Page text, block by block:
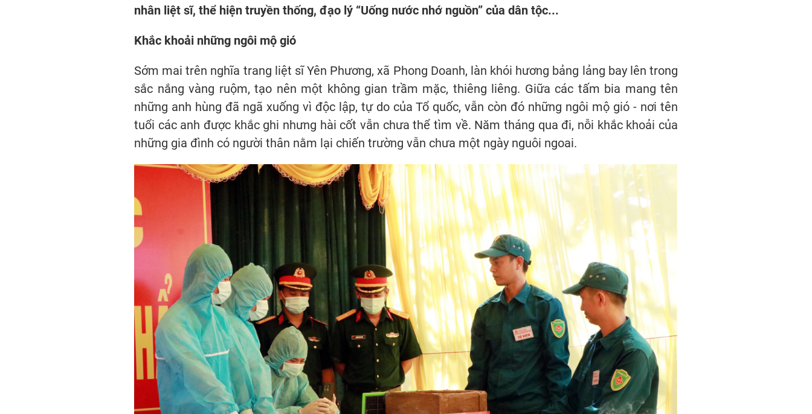
nhân liệt sĩ, thể hiện truyền thống, đạo lý “Uống nước nhớ nguồn” của dân tộc...
Khắc khoải những ngôi mộ gió
Sớm mai trên nghĩa trang liệt sĩ Yên Phương, xã Phong Doanh, làn khói hương bảng lảng bay lên trong
sắc nắng vàng ruộm, tạo nên một không gian trầm mặc, thiêng liêng. Giữa các tấm bia mang tên
những anh hùng đã ngã xuống vì độc lập, tự do của Tổ quốc, vẫn còn đó những ngôi mộ gió - nơi tên
tuổi các anh được khắc ghi nhưng hài cốt vẫn chưa thể tìm về. Năm tháng qua đi, nỗi khắc khoải của
những gia đình có người thân nằm lại chiến trường vẫn chưa một ngày nguôi ngoai.